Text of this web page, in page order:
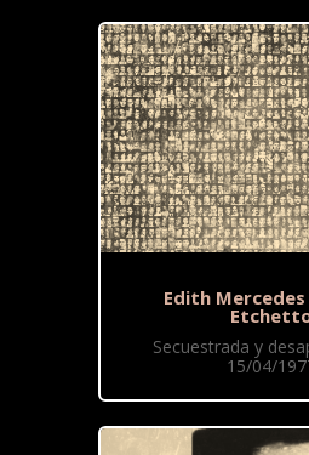
Edith
Secuestrada y
15/04/